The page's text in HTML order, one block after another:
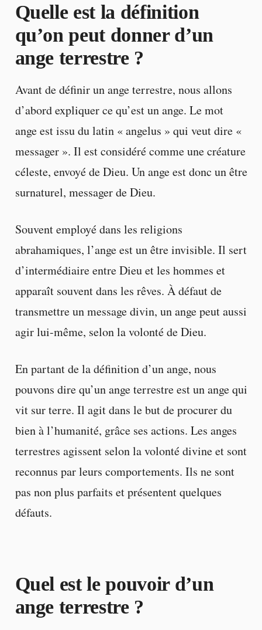
Quelle est la définition
qu’on peut donner d’un
ange terrestre ?
Avant de définir un ange terrestre, nous allons
d’abord expliquer ce qu’est un ange. Le mot
ange est issu du latin « angelus » qui veut dire «
messager ». Il est considéré comme une créature
céleste, envoyé de Dieu. Un ange est donc un être
surnaturel, messager de Dieu.
Souvent employé dans les religions
abrahamiques, l’ange est un être invisible. Il sert
d’intermédiaire entre Dieu et les hommes et
apparaît souvent dans les rêves. À défaut de
transmettre un message divin, un ange peut aussi
agir lui-même, selon la volonté de Dieu.
En partant de la définition d’un ange, nous
pouvons dire qu’un ange terrestre est un ange qui
vit sur terre. Il agit dans le but de procurer du
bien à l’humanité, grâce ses actions. Les anges
terrestres agissent selon la volonté divine et sont
reconnus par leurs comportements. Ils ne sont
pas non plus parfaits et présentent quelques
défauts.
Quel est le pouvoir d’un
ange terrestre ?